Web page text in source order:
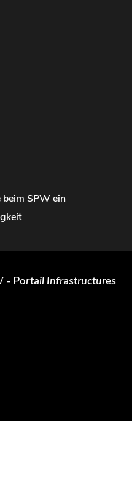
beim SPW ein
- Portail Infrastructures